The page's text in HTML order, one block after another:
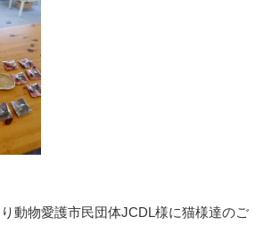
動物愛護市民団体JCDL様に猫様達のご